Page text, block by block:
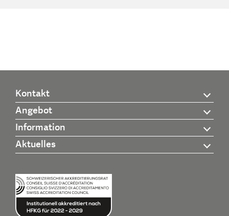
Kontakt
Angebot
Information
Aktuelles